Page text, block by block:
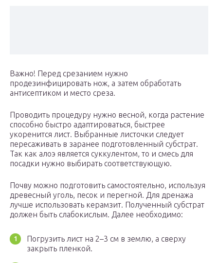
Важно! Перед срезанием нужно
продезинфицировать нож, а затем обработать
антисептиком и место среза.
Проводить процедуру нужно весной, когда растение
способно быстро адаптироваться, быстрее
укоренится лист. Выбранные листочки следует
пересаживать в заранее подготовленный субстрат.
Так как алоэ является суккулентом, то и смесь для
посадки нужно выбирать соответствующую.
Почву можно подготовить самостоятельно, используя
древесный уголь, песок и перегной. Для дренажа
лучше использовать керамзит. Полученный субстрат
должен быть слабокислым. Далее необходимо:
Погрузить лист на 2–3 см в землю, а сверху
закрыть пленкой.